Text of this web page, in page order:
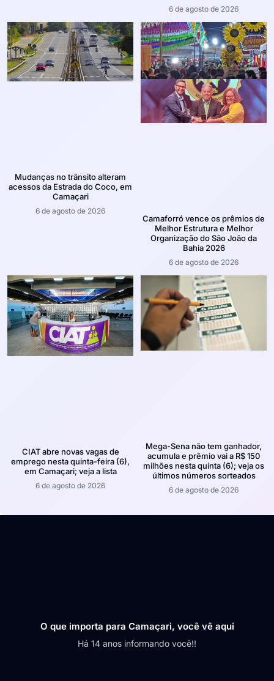
6 de agosto de 2026
Mudanças no trânsito alteram
acessos da Estrada do Coco, em
Camaçari
6 de agosto de 2026
Camaforró vence os prêmios de
Melhor Estrutura e Melhor
Organização do São João da
Bahia 2026
6 de agosto de 2026
CIAT abre novas vagas de
emprego nesta quinta-feira (6),
em Camaçari; veja a lista
6 de agosto de 2026
Mega-Sena não tem ganhador,
acumula e prêmio vai a R$ 150
milhões nesta quinta (6); veja os
últimos números sorteados
6 de agosto de 2026
O que importa para Camaçari, você vê aqui
Há 14 anos informando você!!